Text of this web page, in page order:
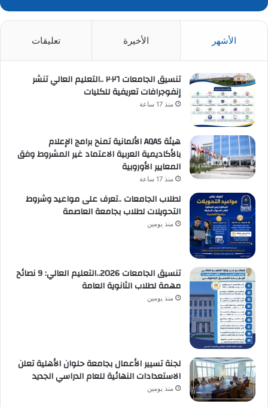
الأشهر الأخيرة تعليقات
تنسيق الجامعات ٢٠٢٦ ..التعليم العالي تنشر
إنفوجرافات تعريفية للكليات
منذ 17 ساعة
هيئة AQAS الألمانية تمنح برامج الإعلام
بالأكاديمية العربية الاعتماد غير المشروط وفق
المعايير الأوروبية
منذ 17 ساعة
لطلاب الجامعات ..تعرف على مواعيد وشروط
التحويلات لطلاب بجامعة العاصمة
منذ يومين
تنسيق الجامعات 2026..التعليم العالي: 9 نصائح
مهمة لطلاب الثانوية العامة
منذ يومين
لجنة تسيير الأعمال بجامعة حلوان الأهلية تعلن
الاستعدادات النهائية للعام الدراسي الجديد
منذ يومين